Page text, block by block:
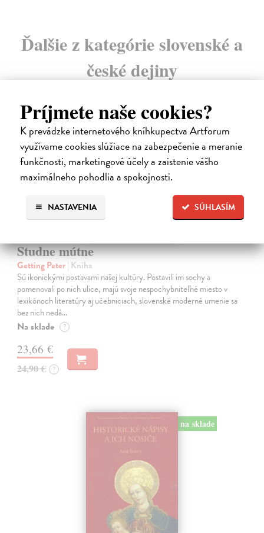
Príjmete naše cookies?
K prevádzke internetového kníhkupectva Artforum
využívame cookies slúžiace na zabezpečenie a meranie
funkčnosti, marketingové účely a zaistenie vášho
maximálneho pohodlia a spokojnosti.
SÚHLASÍM
NASTAVENIA
Ďalšie z kategórie slovenské a
české dejiny
na sklade
Studne mútne
Getting Peter| Kniha
Sú ikonickými postavami našej kultúry. Postavili im sochy a
pomenovali po nich ulice, majú svoje nespochybniteľné miesto v
lexikónoch literatúry aj učebniciach, slovenské moderné umenie sa
bez nich nedá…
Na sklade ?
23,66 €
24,90 € ?
na sklade